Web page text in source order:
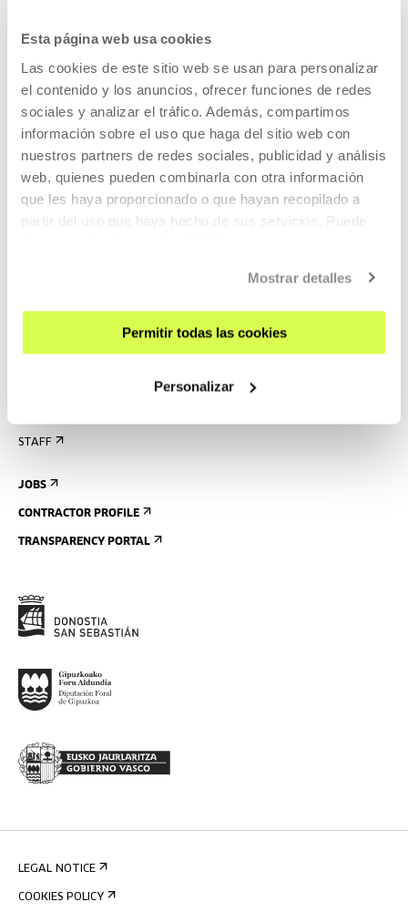
Esta página web usa cookies
Las cookies de este sitio web se usan para personalizar
el contenido y los anuncios, ofrecer funciones de redes
sociales y analizar el tráfico. Además, compartimos
información sobre el uso que haga del sitio web con
nuestros partners de redes sociales, publicidad y análisis
web, quienes pueden combinarla con otra información
que les haya proporcionado o que hayan recopilado a
partir del uso que haya hecho de sus servicios. Puede
Mostrar detalles
Permitir todas las cookies
Personalizar
GUIDED TOURS
ACCOMMODATION
RULES
BUILDING MAP
PRESS
THE BUILDING
STAFF
JOBS
CONTRACTOR PROFILE
TRANSPARENCY PORTAL
LEGAL NOTICE
COOKIES POLICY